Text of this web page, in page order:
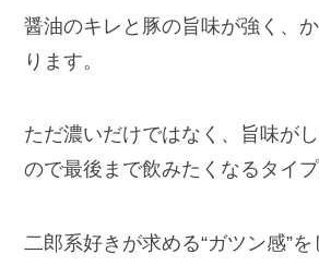
醤油のキレと豚の旨味が強く、
ります。
ただ濃いだけではなく、旨味が
ので最後まで飲みたくなるタイプ
二郎系好きが求める“ガツン感”